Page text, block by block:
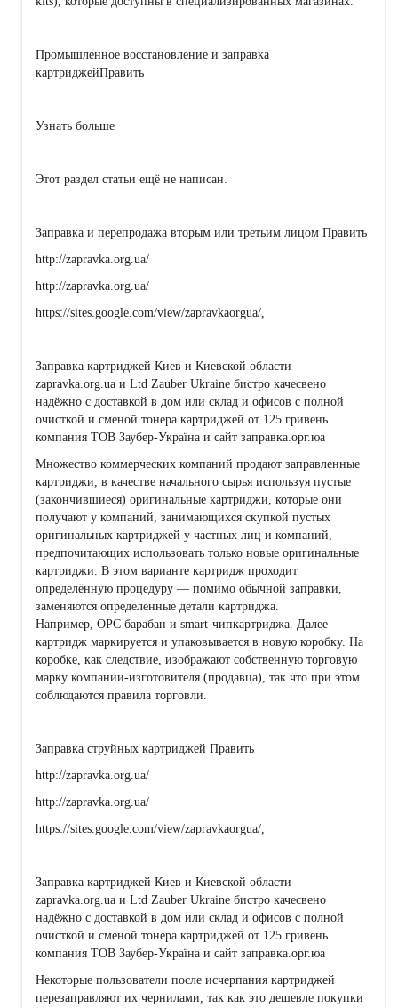
Промышленное восстановление и заправка
картриджейПравить
Узнать больше
Этот раздел статьи ещё не написан.
Заправка и перепродажа вторым или третьим лицом Править
http://zapravka.org.ua/
http://zapravka.org.ua/
https://sites.google.com/view/zapravkaorgua/,
Заправка картриджей Киев и Киевской области
zapravka.org.ua и Ltd Zauber Ukraine бистро качесвено
надёжно с доставкой в дом или склад и офисов с полной
очисткой и сменой тонера картриджей от 125 гривень
компания ТОВ Заубер-Україна и сайт заправка.орг.юа
Множество коммерческих компаний продают заправленные
картриджи, в качестве начального сырья используя пустые
(закончившиеся) оригинальные картриджи, которые они
получают у компаний, занимающихся скупкой пустых
оригинальных картриджей у частных лиц и компаний,
предпочитающих использовать только новые оригинальные
картриджи. В этом варианте картридж проходит
определённую процедуру — помимо обычной заправки,
заменяются определенные детали картриджа.
Например, ОРС барабан и smart-чипкартриджа. Далее
картридж маркируется и упаковывается в новую коробку. На
коробке, как следствие, изображают собственную торговую
марку компании-изготовителя (продавца), так что при этом
соблюдаются правила торговли.
Заправка струйных картриджей Править
http://zapravka.org.ua/
http://zapravka.org.ua/
https://sites.google.com/view/zapravkaorgua/,
Заправка картриджей Киев и Киевской области
zapravka.org.ua и Ltd Zauber Ukraine бистро качесвено
надёжно с доставкой в дом или склад и офисов с полной
очисткой и сменой тонера картриджей от 125 гривень
компания ТОВ Заубер-Україна и сайт заправка.орг.юа
Некоторые пользователи после исчерпания картриджей
перезаправляют их чернилами, так как это дешевле покупки